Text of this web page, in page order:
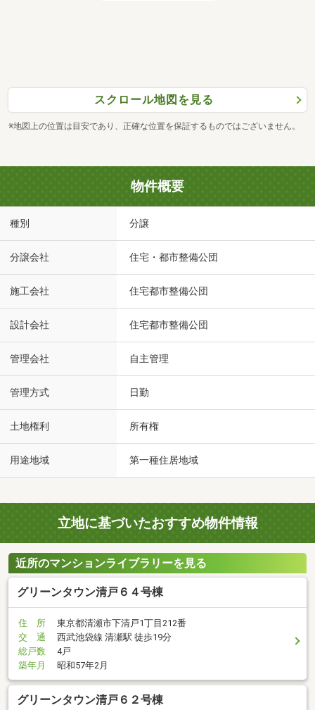
スクロール地図を見る
※地図上の位置は目安であり、正確な位置を保証するものではございません。
物件概要
種別 分譲
分譲会社 住宅・都市整備公団
施工会社 住宅都市整備公団
設計会社 住宅都市整備公団
管理会社 自主管理
管理方式 日勤
土地権利 所有権
用途地域 第一種住居地域
立地に基づいたおすすめ物件情報
近所のマンションライブラリーを見る
グリーンタウン清戸６４号棟
住 所
東京都清瀬市下清戸1丁目212番
交 通
西武池袋線 清瀬駅 徒歩19分
総戸数
4戸
築年月
昭和57年2月
グリーンタウン清戸６２号棟